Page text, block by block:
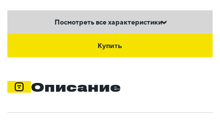
Посмотреть все характеристики
Купить
Описание